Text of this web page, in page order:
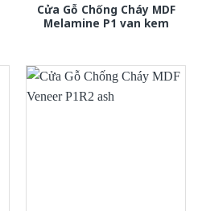
Cửa Gỗ Chống Cháy MDF
Melamine P1 van kem